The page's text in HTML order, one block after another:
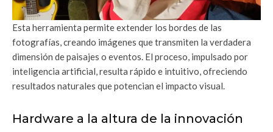
Esta herramienta permite extender los bordes de las
fotografías, creando imágenes que transmiten la verdadera
dimensión de paisajes o eventos. El proceso, impulsado por
inteligencia artificial, resulta rápido e intuitivo, ofreciendo
resultados naturales que potencian el impacto visual.
Hardware a la altura de la innovación